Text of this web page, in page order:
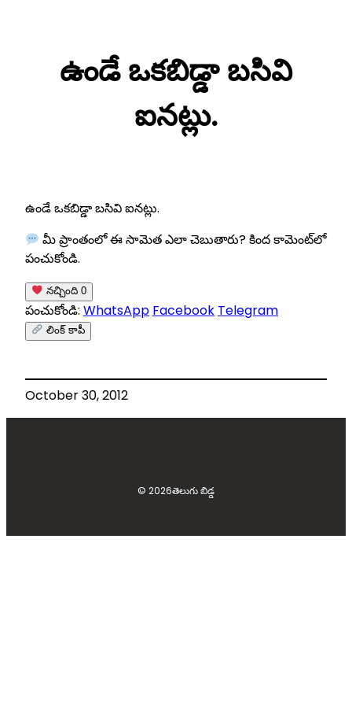
ఉండే ఒకబిడ్డా బసివి
ఐనట్లు.
ఉండే ఒకబిడ్డా బసివి ఐనట్లు.
మీ ప్రాంతంలో ఈ సామెత ఎలా చెబుతారు? కింద కామెంట్‌లో
పంచుకోండి.
నచ్చింది 0
పంచుకోండి: WhatsApp Facebook Telegram
లింక్ కాపీ
October 30, 2012
© 2026తెలుగు బిడ్డ